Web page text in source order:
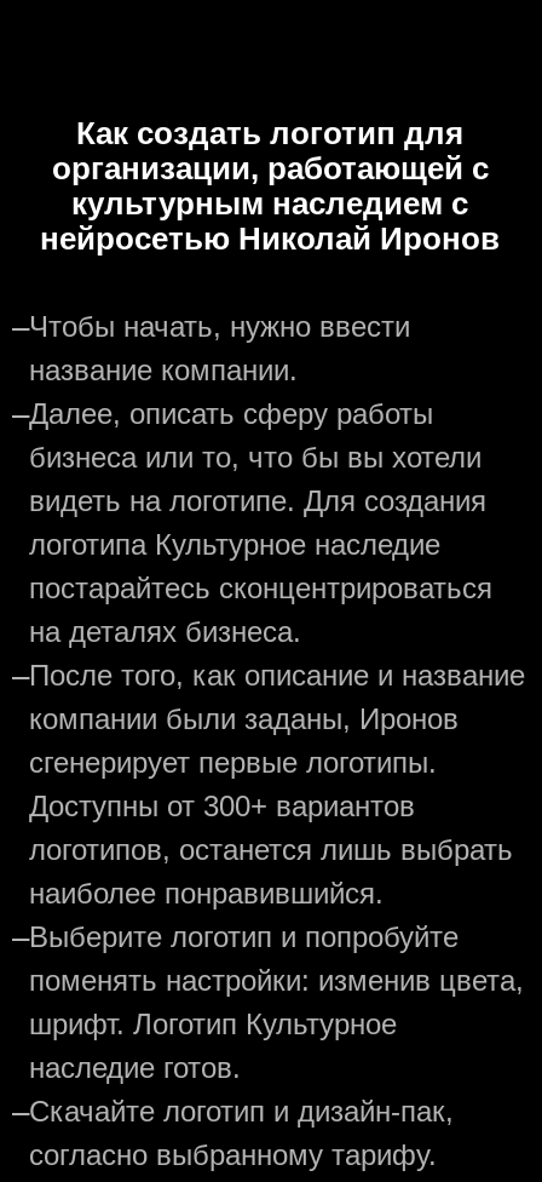
Как создать логотип для
организации, работающей с
культурным наследием с
нейросетью Николай Иронов
—Чтобы начать, нужно ввести
название компании.
—Далее, описать сферу работы
бизнеса или то, что бы вы хотели
видеть на логотипе. Для создания
логотипа Культурное наследие
постарайтесь сконцентрироваться
на деталях бизнеса.
—После того, как описание и название
компании были заданы, Иронов
сгенерирует первые логотипы.
Доступны от 300+ вариантов
логотипов, останется лишь выбрать
наиболее понравившийся.
—Выберите логотип и попробуйте
поменять настройки: изменив цвета,
шрифт. Логотип Культурное
наследие готов.
—Скачайте логотип и дизайн-пак,
согласно выбранному тарифу.